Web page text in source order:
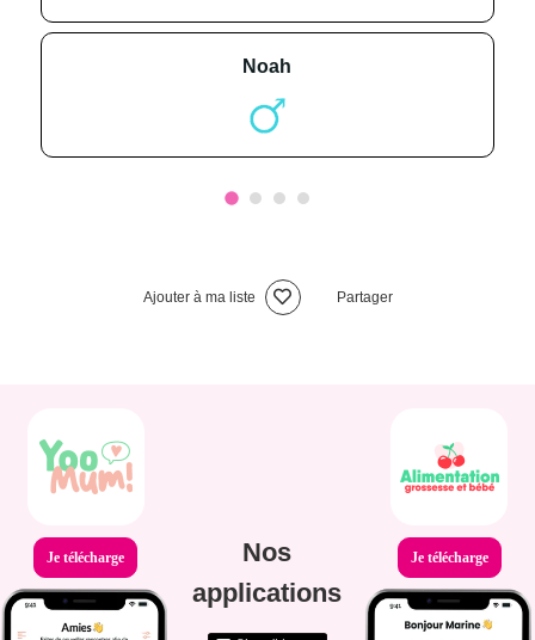
noah
Ajouter à ma liste Partager
Je télécharge
Nos
applications
Je télécharge